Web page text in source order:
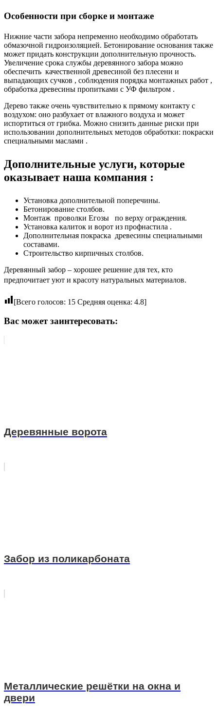
Особенности при сборке и монтаже
Нижние части забора непременно необходимо обработать
обмазочной гидроизоляцией. Бетонирование основания также
может придать конструкции дополнительную прочность.
Увеличение срока службы деревянного забора можно
обеспечить качественной древесиной без плесени и
выпадающих сучков , соблюдения порядка монтажных работ ,
обработка древесины пропитками с УФ фильтром .
Дерево также очень чувствительно к прямому контакту с
воздухом: оно разбухает от влажного воздуха и может
испортиться от грибка. Можно снизить данные риски при
использовании дополнительных методов обработки: покраски
специальными маслами .
Дополнительные услуги, которые
оказывает наша компания :
Установка дополнительной поперечины.
Бетонирование столбов.
Монтаж проволки Егозы по верху ограждения.
Установка калиток и ворот из профнастила .
Дополнительная покраска древесины специальными
составами.
Строительство кирпичных столбов.
Деревянный забор – хорошее решение для тех, кто
предпочитает уют и красоту натуральных материалов.
[Всего голосов: 15 Средняя оценка: 4.8]
Вас может заинтересовать:
Деревянные ворота
Забор из поликарбоната
Металлические решётки на окна и
двери